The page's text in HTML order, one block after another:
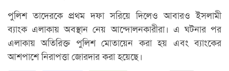
পুলিশ তাদেরকে প্রথম দফা সরিয়ে দিলেও আবারও ইসলামী
ব্যাংক এলাকায় অবস্থান নেয় আন্দোলনকারীরা। এ ঘটনার পর
এলাকায় অতিরিক্ত পুলিশ মোতায়েন করা হয় এবং ব্যাংকের
আশপাশে নিরাপত্তা জোরদার করা হয়েছে।